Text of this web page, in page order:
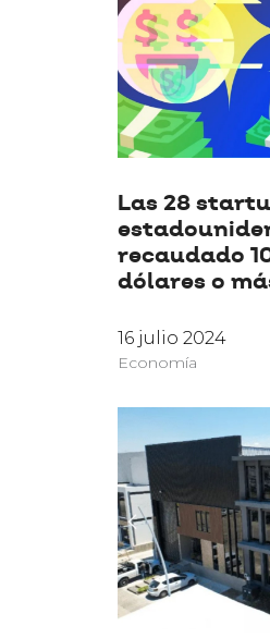
Las 28
recaudado
dólares o
16 julio 2024
Economía